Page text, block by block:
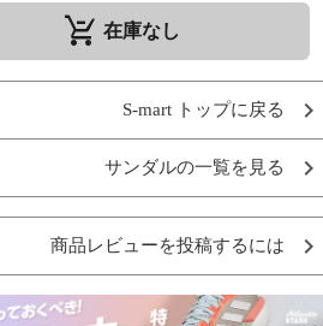
remove_shopping_cart 在庫なし
S-mart トップに戻る
サンダルの一覧を見る
商品レビューを投稿するには